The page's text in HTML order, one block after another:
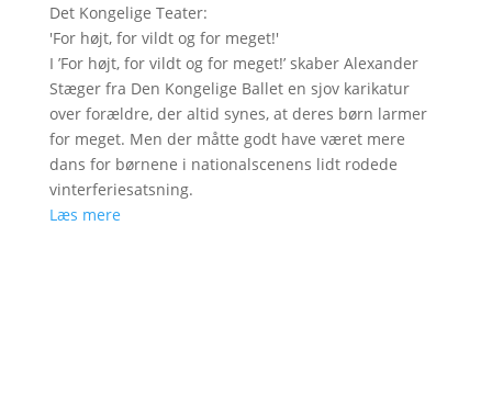
Det Kongelige Teater:
'For højt, for vildt og for meget!'
I ’For højt, for vildt og for meget!’ skaber Alexander
Stæger fra Den Kongelige Ballet en sjov karikatur
over forældre, der altid synes, at deres børn larmer
for meget. Men der måtte godt have været mere
dans for børnene i nationalscenens lidt rodede
vinterferiesatsning.
Læs mere